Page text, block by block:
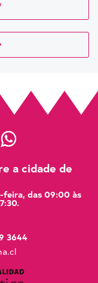
a cidade de
feira, das 09:00 às
3644